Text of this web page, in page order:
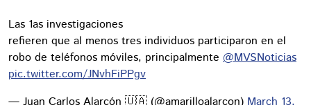
Las 1as investigaciones
refieren que al menos tres individuos participaron en el
robo de teléfonos móviles, principalmente @MVSNoticias
pic.twitter.com/JNvhFiPPgv
— Juan Carlos Alarcón 🇺🇦 (@amarilloalarcon) March 13,